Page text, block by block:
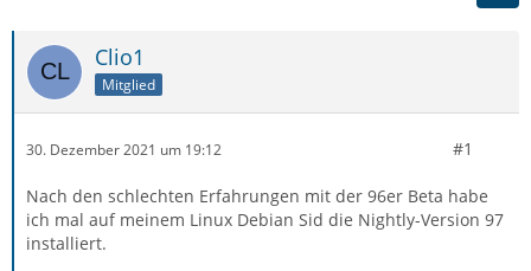
Clio1
Mitglied
30. Dezember 2021 um 19:12 #1
Nach den schlechten Erfahrungen mit der 96er Beta habe
ich mal auf meinem Linux Debian Sid die Nightly-Version 97
installiert.